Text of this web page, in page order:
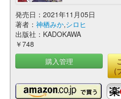
発売日：2021年11月05日
著者： 神栖みか,シロヒ
出版社：KADOKAWA
￥748
購入管理
(